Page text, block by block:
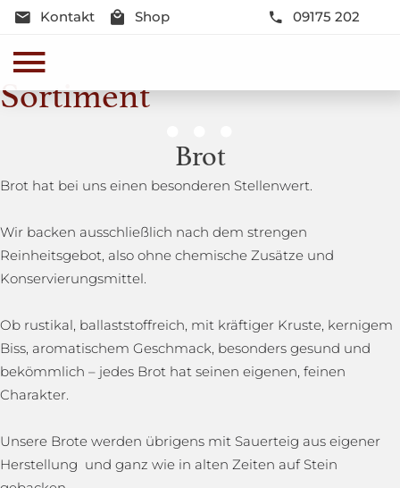
Kontakt Shop 09175 202
Sortiment
Genussmomente
Herzhaft oder süß - Beste Qualität und Frische sind
Brot
Brot hat bei uns einen besonderen Stellenwert.
Wir backen ausschließlich nach dem strengen
Reinheitsgebot, also ohne chemische Zusätze und
Konservierungsmittel.
Ob rustikal, ballaststoffreich, mit kräftiger Kruste, kernigem
Biss, aromatischem Geschmack, besonders gesund und
bekömmlich – jedes Brot hat seinen eigenen, feinen
Charakter.
Unsere Brote werden übrigens mit Sauerteig aus eigener
Herstellung und ganz wie in alten Zeiten auf Stein